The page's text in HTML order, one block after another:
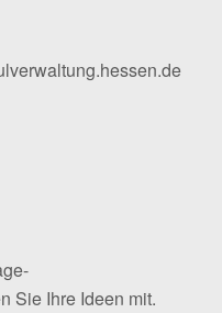
Sie Ihre Ideen mit.